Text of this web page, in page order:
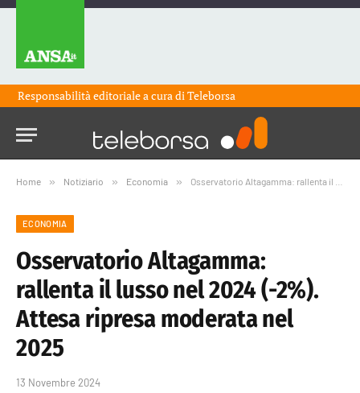
Responsabilità editoriale a cura diTeleborsa
Home » Notiziario » Economia » Osservatorio Altagamma: rallenta il lusso nel 2024 (-2%). Attesa ripresa moderata nel 2025
ECONOMIA
Osservatorio Altagamma:
rallenta il lusso nel 2024 (-2%).
Attesa ripresa moderata nel
2025
13 Novembre 2024